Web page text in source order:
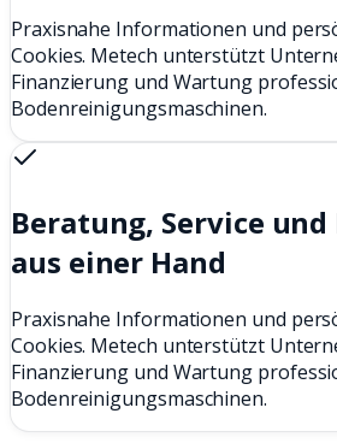
Praxisnahe Informationen und
Cookies. Metech unterstützt
Finanzierung und Wartung
Bodenreinigungsmaschinen.
Beratung, Service
aus einer Hand
Praxisnahe Informationen und
Cookies. Metech unterstützt
Finanzierung und Wartung
Bodenreinigungsmaschinen.